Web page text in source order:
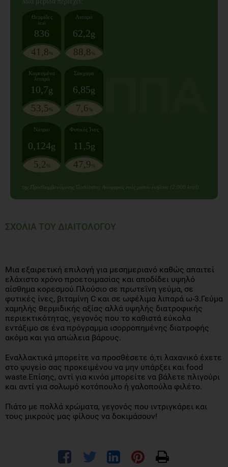
Θερμίδες
kcal
836
41,8 %
Λιπαρά
62,2g
88,8 %
Κορεσμένα
λιπαρά
10,7g
53,5 %
Σάκχαρα
6,85g
7,6 %
Νάτριο
0,124g
5,2 %
Φυτικές Ίνες
11,5g
47,9 %
της Προσλαμβανόμενης Ποσότητας Αναφοράς ενός μέσου ενήλικα (2.000 kcal)
ΣΧΟΛΙΑ ΤΟΥ ΔΙΑΙΤΟΛΟΓΟΥ
Μια εξαιρετική επιλογή για μεσημεριανό καθώς απαιτεί
ελάχιστο χρόνο προετοιμασίας και αποδίδει υψηλό
αίσθημα κορεσμού.Πλούσιο σε πρωτεΐνη γεύμα, σε
φυτικές ίνες, βιταμίνη C και σε ωφέλιμα λιπαρά ω-3.Γεύμα
χαμηλής θερμιδικής αξίας αλλά υψηλής διατροφικής
περιεκτικότητας, γεγονός που το καθιστά εύκολα
εντάξιμο σε ένα πρόγραμμα ισορροπημένης διατροφής
ακόμα και για απώλεια βάρους.
Εναλλακτικά μπορείτε να προσθέσετε ό,τι λαχανικό έχετε
στο ψυγείο σας προκειμένου να μην υπάρξει και food
waste.Επίσης, αντί για κινόα μπορείτε να βάλετε πλιγούρι
και αντί για σολωμό κοτόπουλο ή γαλοπούλα φιλέτο.
Πιάτο με πολλά χρώματα, γεγονός που ιντριγκάρει και
τους μικρούς μας φίλους να δοκιμάσουν!